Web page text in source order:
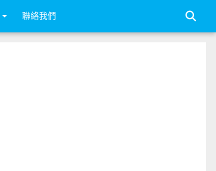
聯絡我們